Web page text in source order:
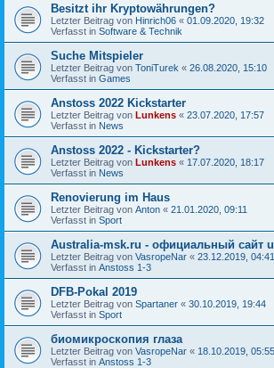
Besitzt ihr Kryptowährungen?
Letzter Beitrag von Hinrich06 « 01.09.2020, 19:32
Verfasst in Software & Technik
Suche Mitspieler
Letzter Beitrag von ToniTurek « 26.08.2020, 15:10
Verfasst in Games
Anstoss 2022 Kickstarter
Letzter Beitrag von Lunkens « 23.07.2020, 17:57
Verfasst in News
Anstoss 2022 - Kickstarter?
Letzter Beitrag von Lunkens « 17.07.2020, 18:17
Verfasst in News
Renovierung im Haus
Letzter Beitrag von Anton « 21.01.2020, 09:11
Verfasst in Sport
Australia-msk.ru - официальный сайт
Letzter Beitrag von VasropeNar « 23.12.2019, 04:41
Verfasst in Anstoss 1-3
DFB-Pokal 2019
Letzter Beitrag von Spartaner « 30.10.2019, 19:44
Verfasst in Sport
биомикроскопия глаза
Letzter Beitrag von VasropeNar « 18.10.2019, 05:55
Verfasst in Anstoss 1-3